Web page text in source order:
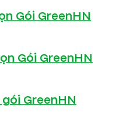
Gói GreenHN
Gói GreenHN
GreenHN